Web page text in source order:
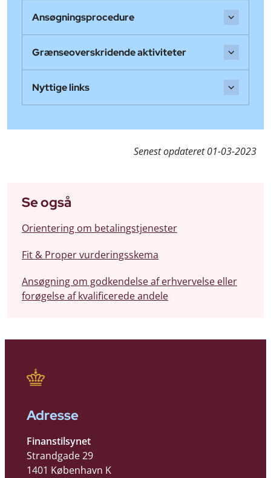
Ansøgningsprocedure
Grænseoverskridende aktiviteter
Nyttige links
Senest opdateret01-03-2023
Se også
Orientering om betalingstjenester
Fit & Proper vurderingsskema
Ansøgning om godkendelse af erhvervelse eller
forøgelse af kvalificerede andele
Adresse
Finanstilsynet
Strandgade 29
1401 København K